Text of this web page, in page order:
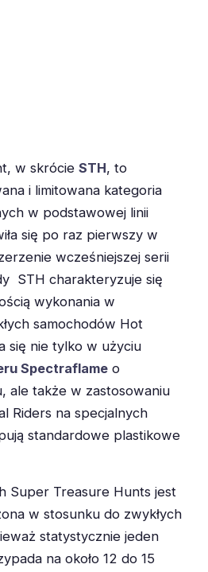
w skrócie STH, to
i limitowana kategoria
w podstawowej linii
się po raz pierwszy w
wcześniejszej serii
STH charakteryzuje się
wykonania w
samochodów Hot
się nie tylko w użyciu
Spectraflame o
ale także w zastosowaniu
Riders na specjalnych
standardowe plastikowe
Super Treasure Hunts jest
w stosunku do zwykłych
statystycznie jeden
na około 12 do 15